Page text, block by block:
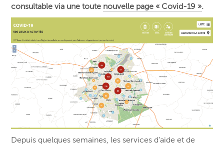
consultable via une toute nouvelle page « Covid-19 ».
Depuis quelques semaines, les services d’aide et de